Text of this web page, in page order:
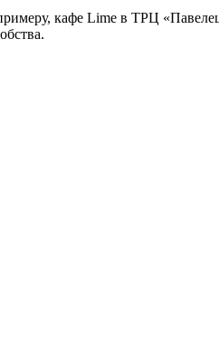
кафе Lime в ТРЦ